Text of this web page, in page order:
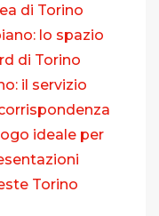
di Torino
lo spazio
di Torino
il servizio
ideale per
Torino